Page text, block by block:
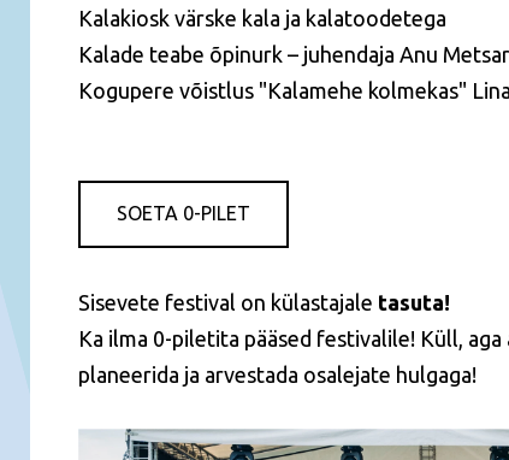
Kalakiosk värske kala ja kalatoodetega
Kalade teabe õpinurk – juhendaja Anu Metsar
Kogupere võistlus "Kalamehe kolmekas"
SOETA 0-PILET
Sisevete festival on külastajale tasuta!
Ka ilma 0-piletita pääsed festivalile! Küll,
planeerida ja arvestada osalejate hulgaga!